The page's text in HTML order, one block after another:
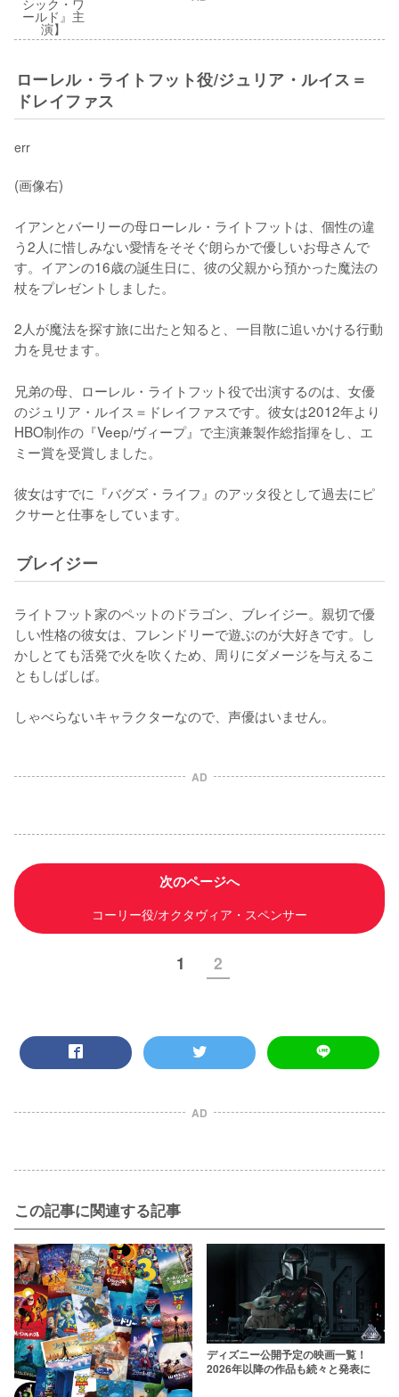
ローレル・ライトフット役/ジュリア・ルイス＝
ドレイファス
err
(画像右)
イアンとバーリーの母ローレル・ライトフットは、個性の違
う2人に惜しみない愛情をそそぐ朗らかで優しいお母さんで
す。イアンの16歳の誕生日に、彼の父親から預かった魔法の
杖をプレゼントしました。
2人が魔法を探す旅に出たと知ると、一目散に追いかける行動
力を見せます。
兄弟の母、ローレル・ライトフット役で出演するのは、女優
のジュリア・ルイス＝ドレイファスです。彼女は2012年より
HBO制作の『Veep/ヴィープ』で主演兼製作総指揮をし、エ
ミー賞を受賞しました。
彼女はすでに『バグズ・ライフ』のアッタ役として過去にピ
クサーと仕事をしています。
ブレイジー
ライトフット家のペットのドラゴン、ブレイジー。親切で優
しい性格の彼女は、フレンドリーで遊ぶのが大好きです。し
かしとても活発で火を吹くため、周りにダメージを与えるこ
ともしばしば。
しゃべらないキャラクターなので、声優はいません。
AD
次のページへ
コーリー役/オクタヴィア・スペンサー
1 2
AD
この記事に関連する記事
ディズニー公開予定の映画一覧！
2026年以降の作品も続々と発表に